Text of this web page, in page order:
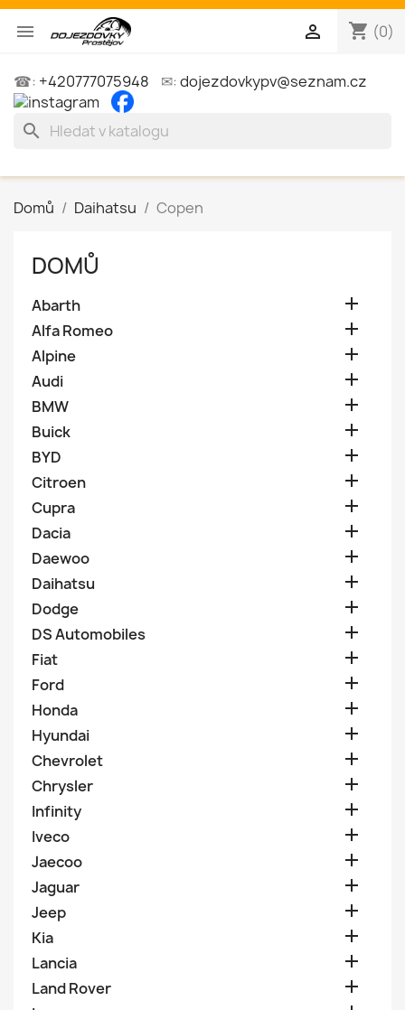
 shopping_cart (0)

☎: +420777075948 ✉:dojezdovkypv@seznam.cz
search
Domů Daihatsu Copen
DOMŮ
Abarth 
Alfa Romeo 
Alpine 
Audi 
BMW 
Buick 
BYD 
Citroen 
Cupra 
Dacia 
Daewoo 
Daihatsu 
Dodge 
DS Automobiles 
Fiat 
Ford 
Honda 
Hyundai 
Chevrolet 
Chrysler 
Infinity 
Iveco 
Jaecoo 
Jaguar 
Jeep 
Kia 
Lancia 
Land Rover 